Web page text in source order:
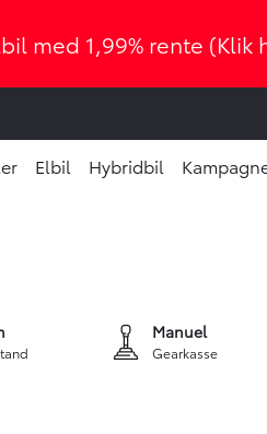
med 1,99% rente (Klik
Elbil Hybridbil
Gearkasse
Manuel